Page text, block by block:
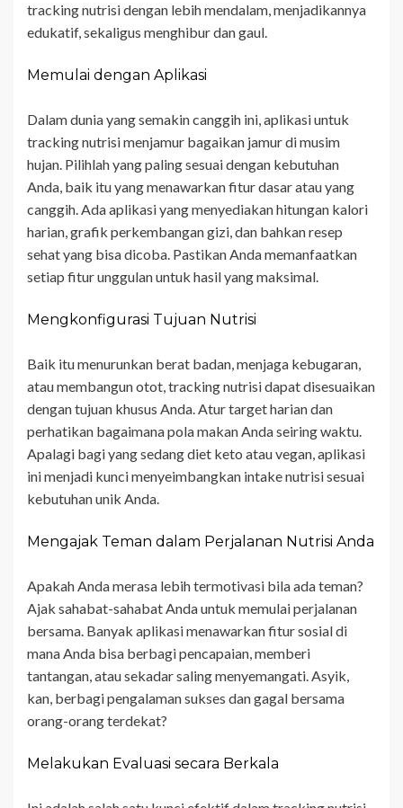
tracking nutrisi dengan lebih mendalam, menjadikannya
edukatif, sekaligus menghibur dan gaul.
Memulai dengan Aplikasi
Dalam dunia yang semakin canggih ini, aplikasi untuk
tracking nutrisi menjamur bagaikan jamur di musim
hujan. Pilihlah yang paling sesuai dengan kebutuhan
Anda, baik itu yang menawarkan fitur dasar atau yang
canggih. Ada aplikasi yang menyediakan hitungan kalori
harian, grafik perkembangan gizi, dan bahkan resep
sehat yang bisa dicoba. Pastikan Anda memanfaatkan
setiap fitur unggulan untuk hasil yang maksimal.
Mengkonfigurasi Tujuan Nutrisi
Baik itu menurunkan berat badan, menjaga kebugaran,
atau membangun otot, tracking nutrisi dapat disesuaikan
dengan tujuan khusus Anda. Atur target harian dan
perhatikan bagaimana pola makan Anda seiring waktu.
Apalagi bagi yang sedang diet keto atau vegan, aplikasi
ini menjadi kunci menyeimbangkan intake nutrisi sesuai
kebutuhan unik Anda.
Mengajak Teman dalam Perjalanan Nutrisi Anda
Apakah Anda merasa lebih termotivasi bila ada teman?
Ajak sahabat-sahabat Anda untuk memulai perjalanan
bersama. Banyak aplikasi menawarkan fitur sosial di
mana Anda bisa berbagi pencapaian, memberi
tantangan, atau sekadar saling menyemangati. Asyik,
kan, berbagi pengalaman sukses dan gagal bersama
orang-orang terdekat?
Melakukan Evaluasi secara Berkala